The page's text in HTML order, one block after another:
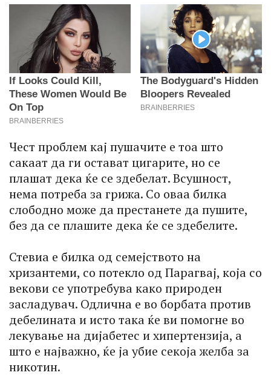
Чест проблем кај пушачите е тоа што
сакаат да ги остават цигарите, но се
плашат дека ќе се здебелат. Всушност,
нема потреба за грижа. Со оваа билка
слободно може да престанете да пушите,
без да се плашите дека ќе се здебелите.
Стевиа е билка од семејството на
хризантеми, со потекло од Парагвај, која со
векови се употребува како природен
засладувач. Одлична е во борбата против
дебелината и исто така ќе ви помогне во
лекување на дијабетес и хипертензија, а
што е најважно, ќе ја убие секоја желба за
никотин.